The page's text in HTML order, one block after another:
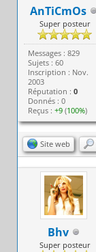
AnTiCmOs
Super posteur
Messages : 829
Sujets : 60
Inscription : Nov.
2003
Réputation :0
Donnés : 0
Reçus :+9 (100%)
Site web
Bhv
Super posteur